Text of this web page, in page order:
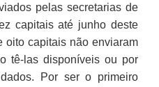
pelas secretarias de
capitais até junho deste
oito capitais não enviaram
tê-las disponíveis ou por
Por ser o primeiro